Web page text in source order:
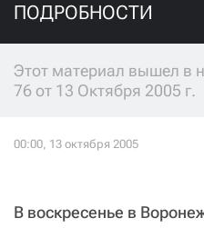
ПОДРОБНОСТИ
Этот материал вышел в
76 от 13 Октября 2005 г.
В воскресенье в
Ежемесячно
3000
Нажимая кнопку «Стать